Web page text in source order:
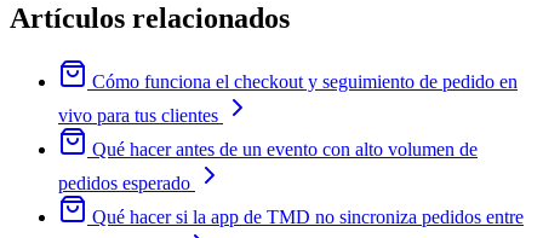
Artículos relacionados
Cómo funciona el checkout y seguimiento de pedido en
vivo para tus clientes
Qué hacer antes de un evento con alto volumen de
pedidos esperado
Qué hacer si la app de TMD no sincroniza pedidos entre